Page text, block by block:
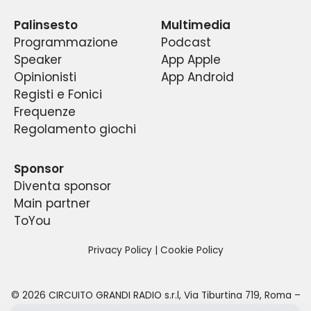
Palinsesto
Programmazione
Speaker
Opinionisti
Registi e Fonici
Frequenze
Regolamento giochi
Multimedia
Podcast
App Apple
App Android
Sponsor
Diventa sponsor
Main partner
ToYou
Privacy Policy| Cookie Policy
© 2026 CIRCUITO GRANDI RADIO s.r.l, Via Tiburtina 719, Roma –